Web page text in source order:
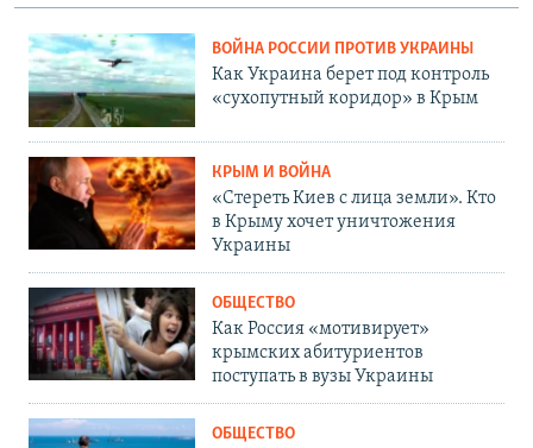
ВОЙНА РОССИИ ПРОТИВ УКРАИНЫ
Как Украина берет под контроль
«сухопутный коридор» в Крым
КРЫМ И ВОЙНА
«Стереть Киев с лица земли». Кто
в Крыму хочет уничтожения
Украины
ОБЩЕСТВО
Как Россия «мотивирует»
крымских абитуриентов
поступать в вузы Украины
ОБЩЕСТВО